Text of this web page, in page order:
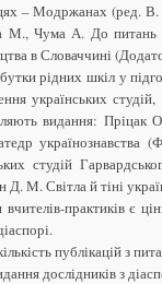
– Модржанах (ред.
М., Чума А. До питань
в Словаччині
рідних шкіл у
українських
видання: Пріцак
студій
М. Світла й тіні
практиків є
публікацій з
дослідників з